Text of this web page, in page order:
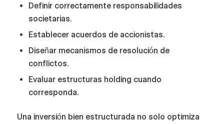
Definir correctamente responsabilidades
societarias.
Establecer acuerdos de accionistas.
Diseñar mecanismos de resolución de
conflictos.
Evaluar estructuras holding cuando
corresponda.
Una inversión bien estructurada no solo optimiza